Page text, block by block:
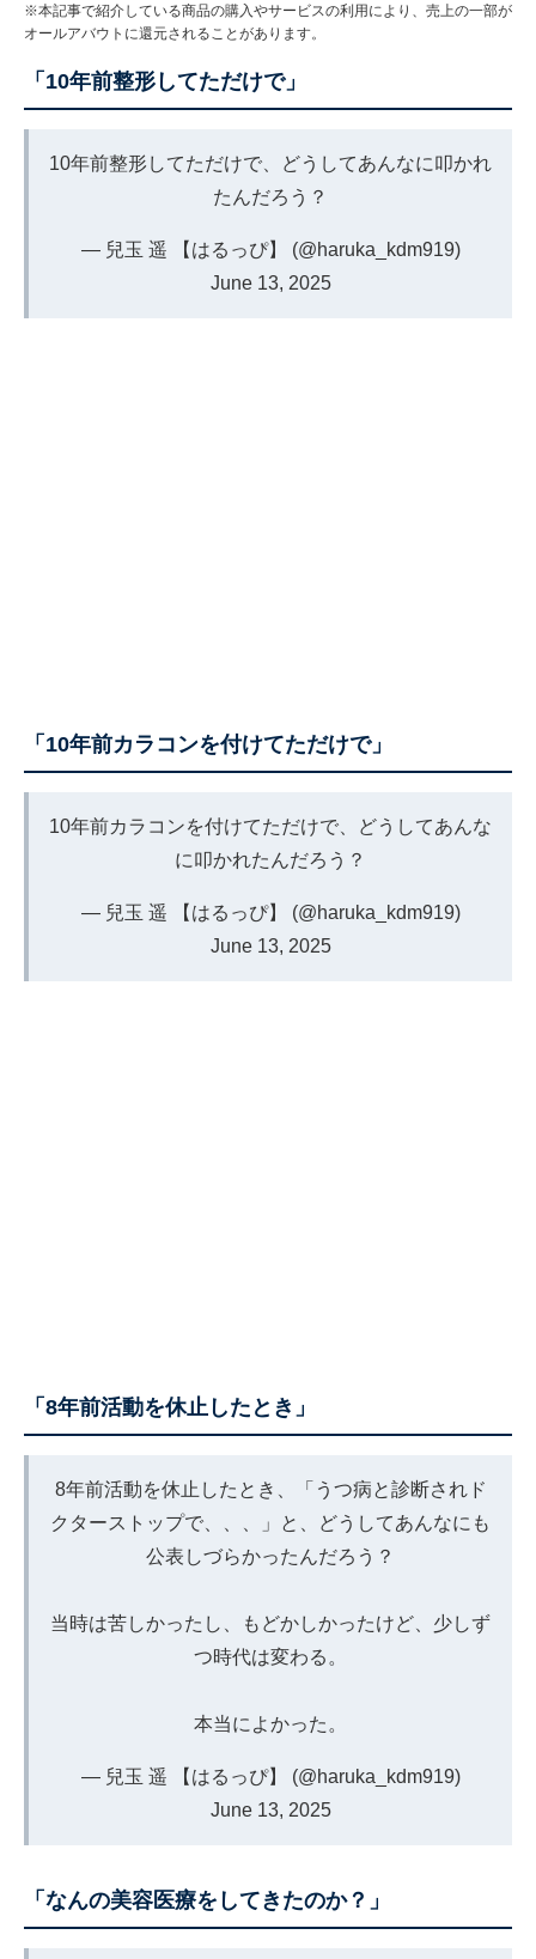
※本記事で紹介している商品の購入やサービスの利用により、売上の一部が
オールアバウトに還元されることがあります。
「10年前整形してただけで」
10年前整形してただけで、どうしてあんなに叩かれ
たんだろう？
— 兒玉 遥 【はるっぴ】 (@haruka_kdm919)
June 13, 2025
「10年前カラコンを付けてただけで」
10年前カラコンを付けてただけで、どうしてあんな
に叩かれたんだろう？
— 兒玉 遥 【はるっぴ】 (@haruka_kdm919)
June 13, 2025
「8年前活動を休止したとき」
8年前活動を休止したとき、「うつ病と診断されド
クターストップで、、、」と、どうしてあんなにも
公表しづらかったんだろう？
当時は苦しかったし、もどかしかったけど、少しず
つ時代は変わる。
本当によかった。
— 兒玉 遥 【はるっぴ】 (@haruka_kdm919)
June 13, 2025
「なんの美容医療をしてきたのか？」